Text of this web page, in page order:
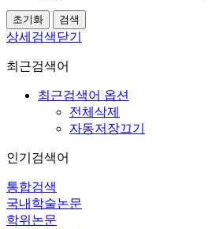
상세검색닫기
최근검색어
최근검색어 옵션
전체삭제
자동저장끄기
인기검색어
통합검색
국내학술논문
학위논문